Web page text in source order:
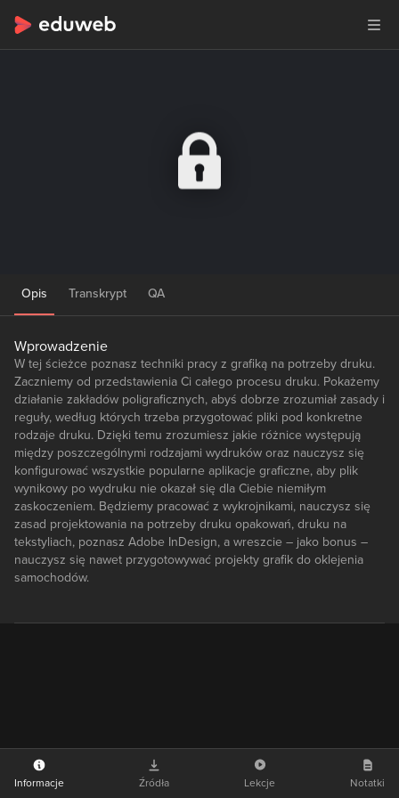
Opis Transkrypt QA
Wprowadzenie
W tej ścieżce poznasz techniki pracy z grafiką na potrzeby druku.
Zaczniemy od przedstawienia Ci całego procesu druku. Pokażemy
działanie zakładów poligraficznych, abyś dobrze zrozumiał zasady i
reguły, według których trzeba przygotować pliki pod konkretne
rodzaje druku. Dzięki temu zrozumiesz jakie różnice występują
między poszczególnymi rodzajami wydruków oraz nauczysz się
konfigurować wszystkie popularne aplikacje graficzne, aby plik
wynikowy po wydruku nie okazał się dla Ciebie niemiłym
zaskoczeniem. Będziemy pracować z wykrojnikami, nauczysz się
zasad projektowania na potrzeby druku opakowań, druku na
tekstyliach, poznasz Adobe InDesign, a wreszcie – jako bonus –
nauczysz się nawet przygotowywać projekty grafik do oklejenia
samochodów.
Informacje Źródła Lekcje Notatki